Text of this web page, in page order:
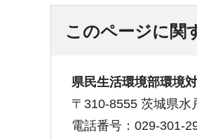
このページに関
県民生活環境部環境
〒310-8555 茨城県水
電話番号：029-301-